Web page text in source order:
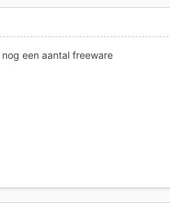
nog een aantal freeware